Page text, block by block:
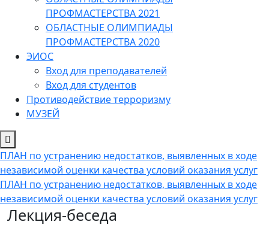
ПРОФМАСТЕРСТВА 2021
ОБЛАСТНЫЕ ОЛИМПИАДЫ
ПРОФМАСТЕРСТВА 2020
ЭИОС
Вход для преподавателей
Вход для студентов
Противодействие терроризму
МУЗЕЙ
ПЛАН по устранению недостатков, выявленных в ходе
независимой оценки качества условий оказания услуг
ПЛАН по устранению недостатков, выявленных в ходе
независимой оценки качества условий оказания услуг
Лекция-беседа